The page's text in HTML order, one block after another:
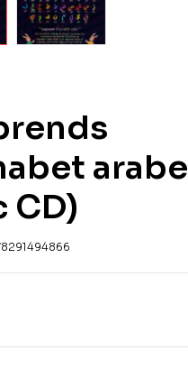
arabe
CD)